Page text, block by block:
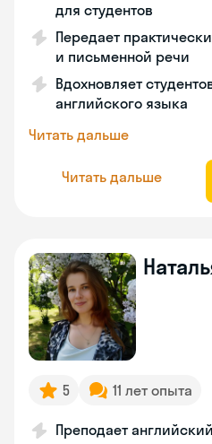
для студентов
Передает
и письменной речи
Вдохновляет
английского языка
Читать дальше
Читать дальше
5 11 лет опыта
Преподает